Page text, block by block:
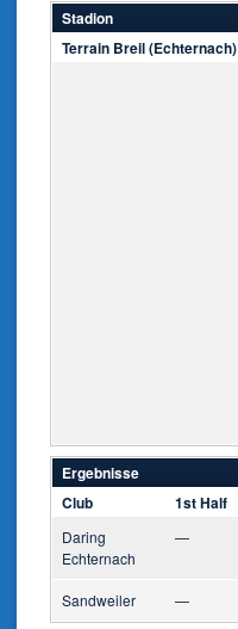
Stadion
Terrain Breil (Echternach)
Ergebnisse
Club
1st Half
Daring
Echternach
—
Sandweiler —